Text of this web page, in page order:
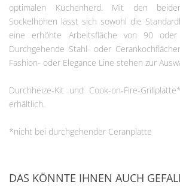
optimalen Küchenherd. Mit den
Sockelhöhen lässt sich sowohl die
eine erhöhte Arbeitsfläche von 90
Durchgehende Stahl- oder
Fashion- oder Elegance Line stehen zur
Durchheize-Kit und Cook-on-Fire-
erhältlich.
*nicht bei durchgehender Ceranplatte
DAS KÖNNTE IHNEN AUCH